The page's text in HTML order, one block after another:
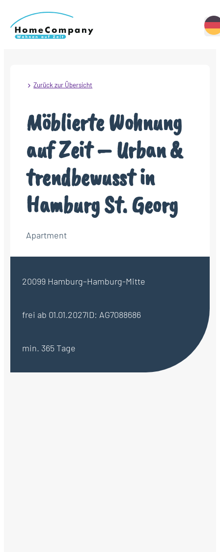
Zurück zur Übersicht
Möblierte Wohnung
auf Zeit – Urban &
trendbewusst in
Hamburg St. Georg
Apartment
20099 Hamburg–Hamburg-Mitte
frei ab 01.01.2027ID: AG7088686
min. 365 Tage